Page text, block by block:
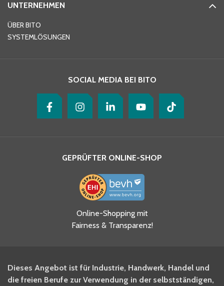
Ja, ich habe die
Datenschutzhinweise gelesen
und akzeptiere diese.
BITO Newsletter Fachwissen
UNTERNEHMEN
ÜBER BITO
SYSTEMLÖSUNGEN
SOCIAL MEDIA BEI BITO
GEPRÜFTER ONLINE-SHOP
Online-Shopping mit
Fairness & Transparenz!
Dieses Angebot ist für Industrie, Handwerk, Handel und
die freien Berufe zur Verwendung in der selbstständigen,